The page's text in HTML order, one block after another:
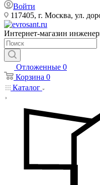
Войти
117405, г. Москва, ул.
Интернет-магазин
Отложенные 0
Корзина 0
Каталог